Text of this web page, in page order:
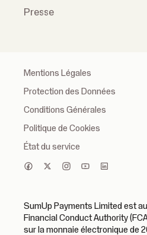
Presse
Mentions Légales
Protection des Données
Conditions Générales
Politique de Cookies
État du service
SumUp Payments Limited est
Financial Conduct Authority
sur la monnaie électronique de